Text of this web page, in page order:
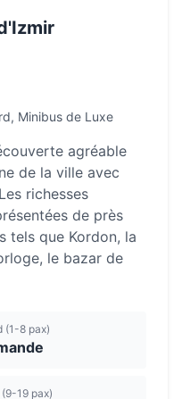
Minibus de Luxe
agréable
de la ville avec
richesses
de près
tels que Kordon, la
le bazar de
(1-8 pax)
19 pax)